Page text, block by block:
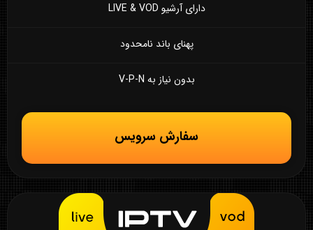
دارای آرشیو LIVE & VOD
پهنای باند نامحدود
بدون نیاز به V-P-N
سفارش سرویس